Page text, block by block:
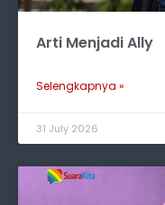
Arti Menjadi Ally
Selengkapnya »
31 July 2026